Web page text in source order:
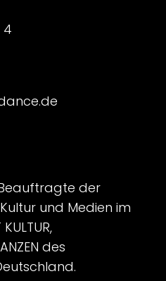
4
der
und Medien im
des